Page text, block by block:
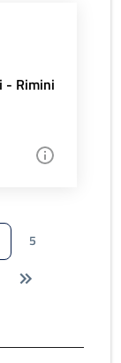
- Rimini
5